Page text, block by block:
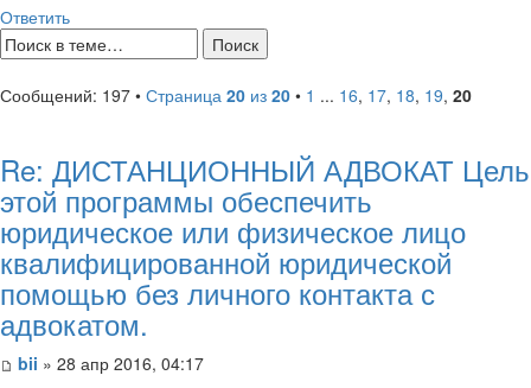
Ответить
Сообщений: 197 • Страница 20 из 20 • 1 ... 16, 17, 18, 19, 20
Re: ДИСТАНЦИОННЫЙ АДВОКАТ Цель
этой программы обеспечить
юридическое или физическое лицо
квалифицированной юридической
помощью без личного контакта с
адвокатом.
bii » 28 апр 2016, 04:17